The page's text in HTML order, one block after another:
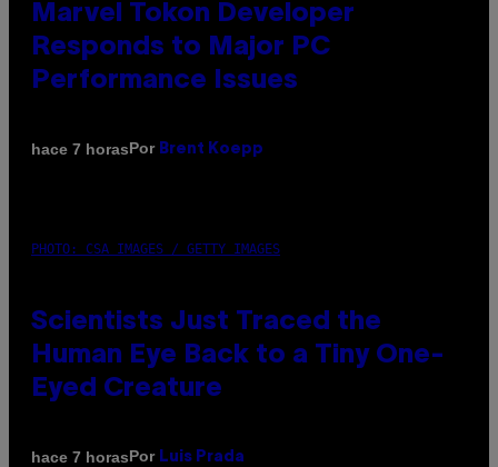
Marvel Tokon Developer
Responds to Major PC
Performance Issues
hace 7 horasPor Brent Koepp
PHOTO: CSA IMAGES / GETTY IMAGES
Scientists Just Traced the
Human Eye Back to a Tiny One-
Eyed Creature
hace 7 horasPor Luis Prada